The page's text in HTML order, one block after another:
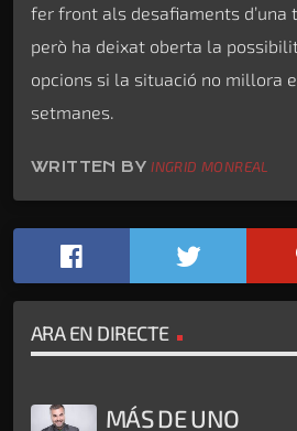
fer front als desafiaments d’una
però ha deixat oberta la
opcions si la situació no millora
setmanes.
WRITTEN BYINGRID MONREAL
ARA EN DIRECTE
MÁS DE UNO